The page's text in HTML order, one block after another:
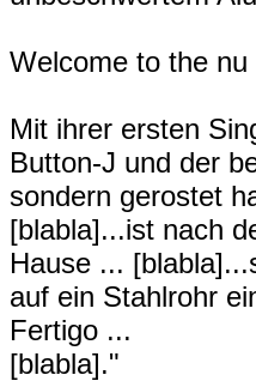
Welcome to the
Mit ihrer ersten
Button-J und der
sondern gerostet
[blabla]...ist nach
Hause ...
auf ein Stahlrohr
Fertigo ...
[blabla]."